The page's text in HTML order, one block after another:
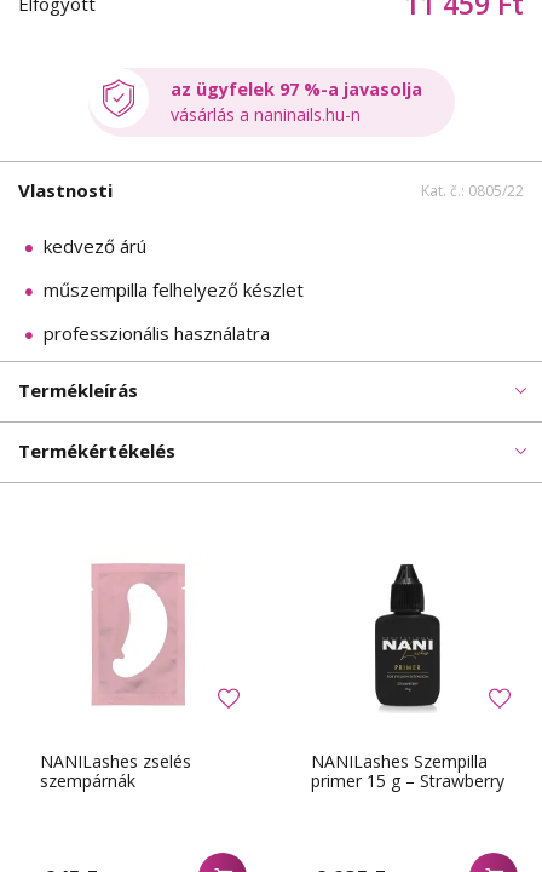
az ügyfelek 97 %-a javasolja
vásárlás a naninails.hu-n
Vlastnosti Kat. č.: 0805/22
kedvező árú
műszempilla felhelyező készlet
professzionális használatra
Termékleírás
Termékértékelés
NANILashes zselés
szempárnák
NANILashes Szempilla
primer 15 g – Strawberry